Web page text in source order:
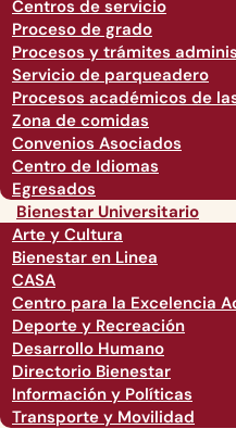
Centros de servicio
Proceso de grado
Procesos y trámites
Servicio de parqueadero
Procesos académicos de
Zona de comidas
Convenios Asociados
Centro de Idiomas
Egresados
Bienestar Universitario
Arte y Cultura
Bienestar en Linea
CASA
Centro para la Excelencia
Deporte y Recreación
Desarrollo Humano
Directorio Bienestar
Información y Políticas
Transporte y Movilidad